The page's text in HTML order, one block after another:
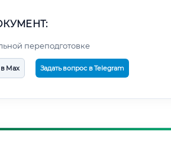
переподготовке
Max Задать вопрос в Telegram